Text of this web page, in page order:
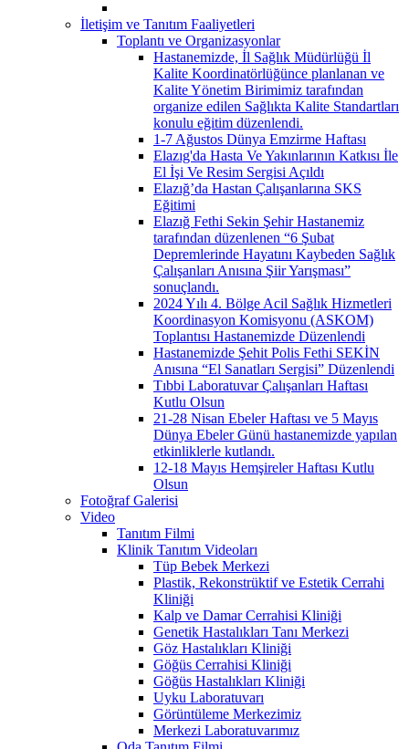
İletişim ve Tanıtım Faaliyetleri
Toplantı ve Organizasyonlar
Hastanemizde, İl Sağlık Müdürlüğü İl
Kalite Koordinatörlüğünce planlanan ve
Kalite Yönetim Birimimiz tarafından
organize edilen Sağlıkta Kalite Standartları
konulu eğitim düzenlendi.
1-7 Ağustos Dünya Emzirme Haftası
Elazıg'da Hasta Ve Yakınlarının Katkısı İle
El İşi Ve Resim Sergisi Açıldı
Elazığ’da Hastan Çalışanlarına SKS
Eğitimi
Elazığ Fethi Sekin Şehir Hastanemiz
tarafından düzenlenen “6 Şubat
Depremlerinde Hayatını Kaybeden Sağlık
Çalışanları Anısına Şiir Yarışması”
sonuçlandı.
2024 Yılı 4. Bölge Acil Sağlık Hizmetleri
Koordinasyon Komisyonu (ASKOM)
Toplantısı Hastanemizde Düzenlendi
Hastanemizde Şehit Polis Fethi SEKİN
Anısına “El Sanatları Sergisi” Düzenlendi
Tıbbi Laboratuvar Çalışanları Haftası
Kutlu Olsun
21-28 Nisan Ebeler Haftası ve 5 Mayıs
Dünya Ebeler Günü hastanemizde yapılan
etkinliklerle kutlandı.
12-18 Mayıs Hemşireler Haftası Kutlu
Olsun
Fotoğraf Galerisi
Video
Tanıtım Filmi
Klinik Tanıtım Videoları
Tüp Bebek Merkezi
Plastik, Rekonstrüktif ve Estetik Cerrahi
Kliniği
Kalp ve Damar Cerrahisi Kliniği
Genetik Hastalıkları Tanı Merkezi
Göz Hastalıkları Kliniği
Göğüs Cerrahisi Kliniği
Göğüs Hastalıkları Kliniği
Uyku Laboratuvarı
Görüntüleme Merkezimiz
Merkezi Laboratuvarımız